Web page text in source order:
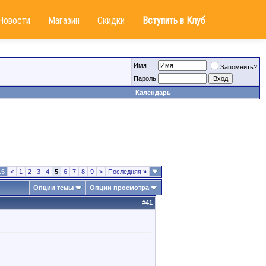
Магазин Скидки Вступить в Клуб
Имя
Запомнить?
Пароль
Календарь
< 1 2 3 4 5 6 7 8 9 > Последняя »
Опции темы Опции просмотра
#41